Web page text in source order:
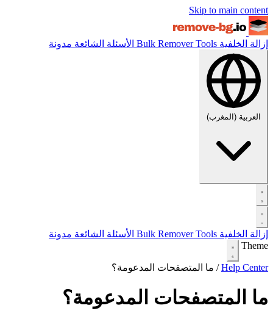
Skip to main content
إزالة الخلفية Bulk RemoverTools الأسئلة الشائعة مدونة
العربية (المغرب)
إزالة الخلفية Bulk RemoverTools الأسئلة الشائعة مدونة
Theme
Help Center
/ ما المتصفحات المدعومة؟
ما المتصفحات المدعومة؟